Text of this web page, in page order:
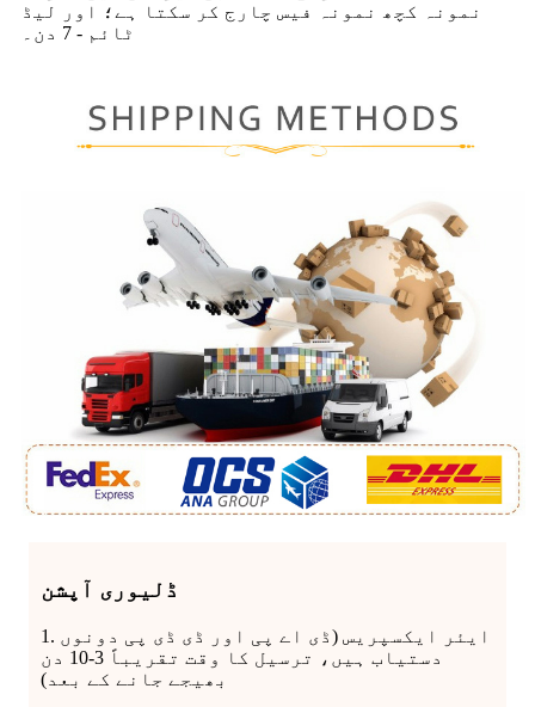
نمونہ کچھ نمونہ فیس چارج کر سکتا ہے؛ اور لیڈ
ٹائم - 7 دن۔
ڈلیوری آپشن
1. ایئر ایکسپریس (ڈی اے پی اور ڈی ڈی پی دونوں
دستیاب ہیں، ترسیل کا وقت تقریباً 3-10 دن
بھیجے جانے کے بعد)